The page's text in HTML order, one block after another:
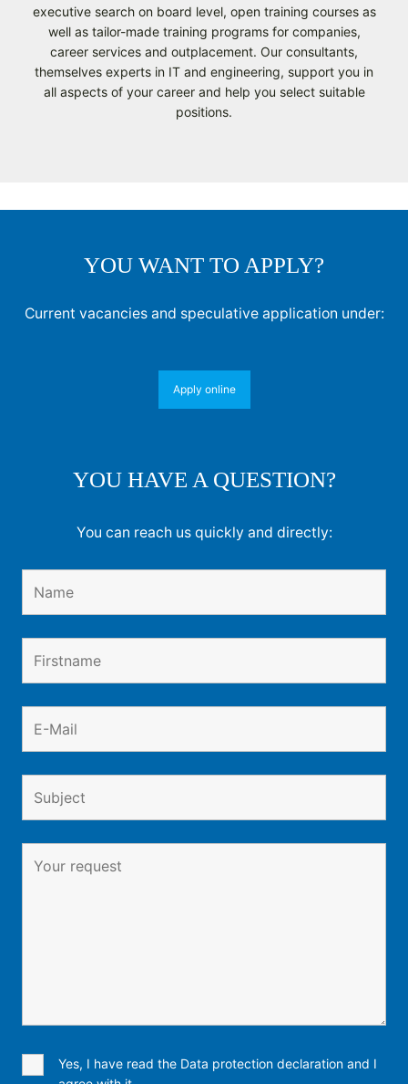
executive search on board level, open training courses as
well as tailor-made training programs for companies,
career services and outplacement. Our consultants,
themselves experts in IT and engineering, support you in
all aspects of your career and help you select suitable
positions.
YOU WANT TO APPLY?
Current vacancies and speculative application under:
Apply online
YOU HAVE A QUESTION?
You can reach us quickly and directly:
Yes, I have read the Data protection declaration and I